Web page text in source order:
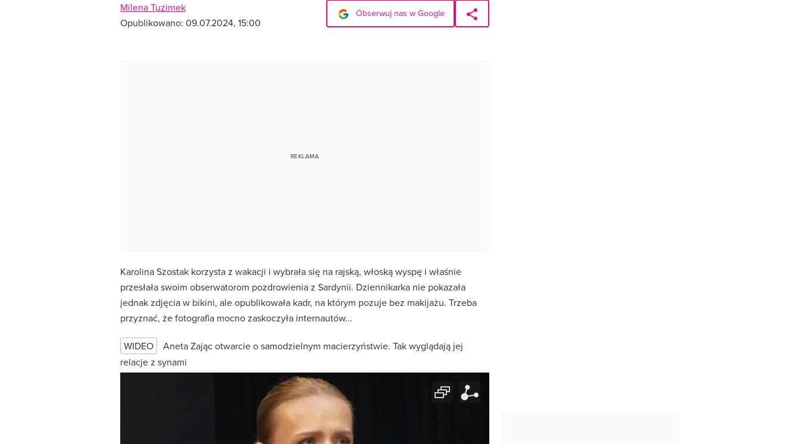
Milena Tuzimek
Opublikowano: 09.07.2024, 15:00
Obserwuj nas w Google
Karolina Szostak korzysta z wakacji i wybrała się na rajską, włoską wyspę i właśnie
przesłała swoim obserwatorom pozdrowienia z Sardynii. Dziennikarka nie pokazała
jednak zdjęcia w bikini, ale opublikowała kadr, na którym pozuje bez makijażu. Trzeba
przyznać, że fotografia mocno zaskoczyła internautów...
WIDEO
Aneta Zając otwarcie o samodzielnym macierzyństwie. Tak wyglądają jej
relacje z synami